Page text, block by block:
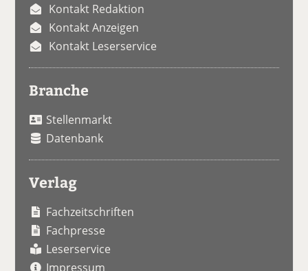
Kontakt Redaktion
Kontakt Anzeigen
Kontakt Leserservice
Branche
Stellenmarkt
Datenbank
Verlag
Fachzeitschriften
Fachpresse
Leserservice
Impressum